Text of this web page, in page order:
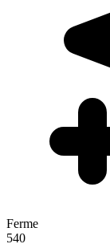
Ferme
540